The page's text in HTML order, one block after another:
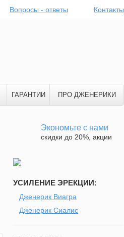
Вопросы - ответы Контакты
ГАРАНТИИ ПРО ДЖЕНЕРИКИ
Экономьте с нами
скидки до 20%, акции
УСИЛЕНИЕ ЭРЕКЦИИ:
Дженерик Виагра
Дженерик Сиалис